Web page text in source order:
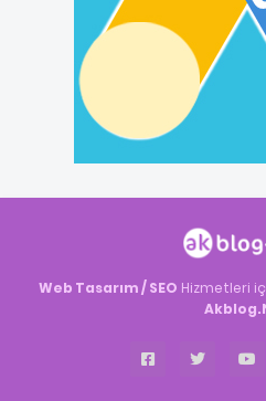
Web Tasarım / SEO Hizmetleri